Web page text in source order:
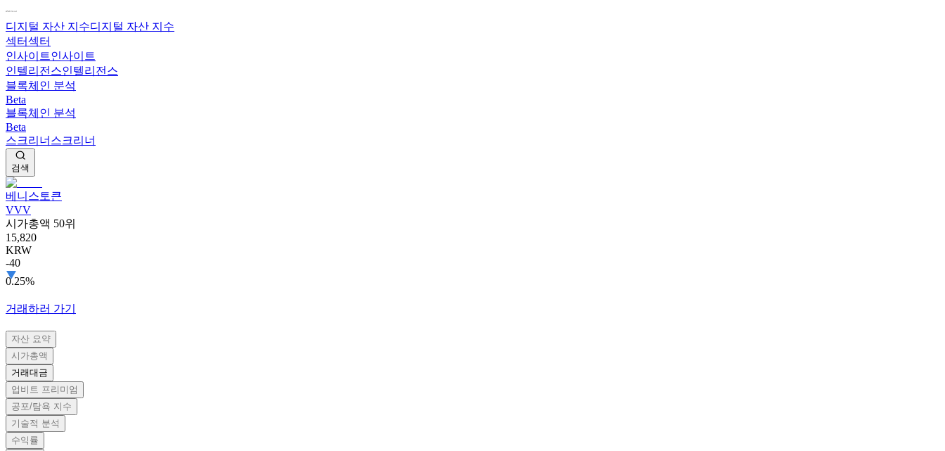
디지털 자산 지수디지털 자산 지수
섹터섹터
인사이트인사이트
인텔리전스인텔리전스
블록체인 분석
Beta
블록체인 분석
Beta
스크리너 스크리너
검색
베니스토큰
VVV
시가총액 50위
15,820
KRW
-40
0.25%
거래하러 가기
자산 요약
시가총액
거래대금
업비트 프리미엄
공포/탐욕 지수
기술적 분석
수익률